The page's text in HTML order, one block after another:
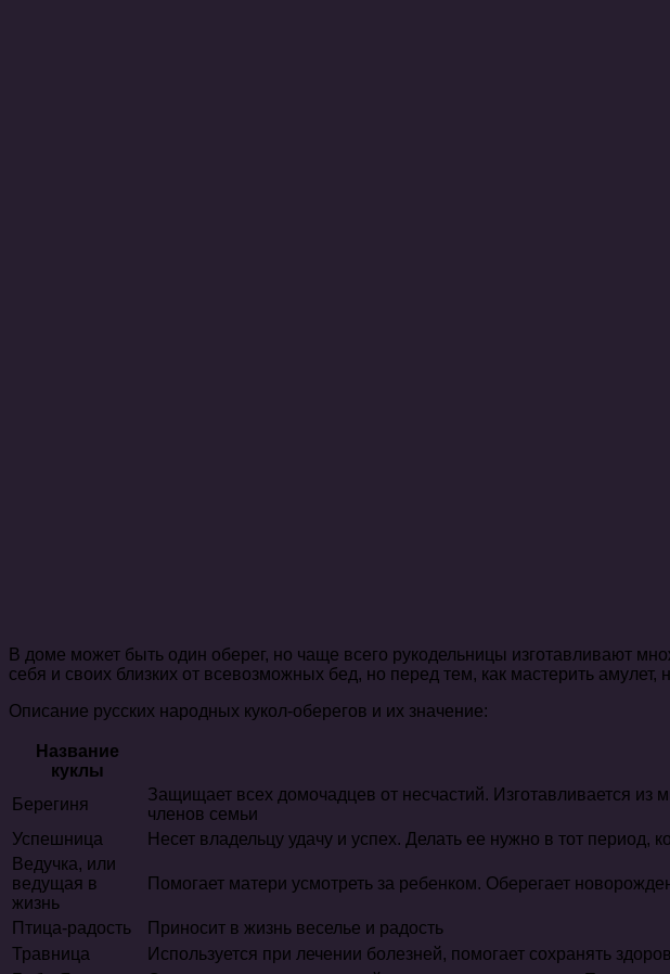
В доме может быть один оберег, но чаще всего рукодельницы изготавливают
себя и своих близких от всевозможных бед, но перед тем, как мастерить амулет,
Описание русских народных кукол-оберегов и их значение:
Название
куклы
Берегиня
Защищает всех домочадцев от несчастий. Изготавливается из
членов семьи
Успешница
Несет владельцу удачу и успех. Делать ее нужно в тот период,
Ведучка, или
ведущая в
жизнь
Помогает матери усмотреть за ребенком. Оберегает
Птица-радость
Приносит в жизнь веселье и радость
Травница
Используется при лечении болезней, помогает сохранять